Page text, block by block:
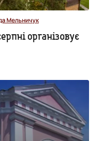
Мельничук
організовує